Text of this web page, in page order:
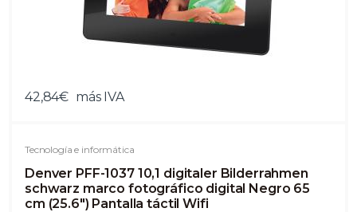
42,84€ más IVA
Tecnología e informática
Denver PFF-1037 10,1 digitaler Bilderrahmen
schwarz marco fotográfico digital Negro 65
cm (25.6") Pantalla táctil Wifi